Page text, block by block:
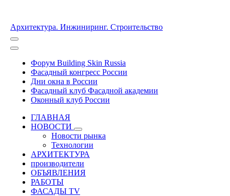
Архитектура. Инжиниринг. Строительство
Форум Building Skin Russia
Фасадный конгресс России
Дни окна в России
Фасадный клуб Фасадной академии
Оконный клуб России
ГЛАВНАЯ
НОВОСТИ
Новости рынка
Технологии
АРХИТЕКТУРА
производители
ОБЪЯВЛЕНИЯ
РАБОТЫ
ФАСАДЫ TV